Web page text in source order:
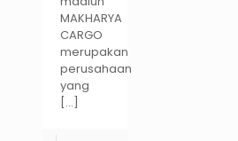
MAKHARYA
CARGO
merupakan
perusahaan
yang
[…]